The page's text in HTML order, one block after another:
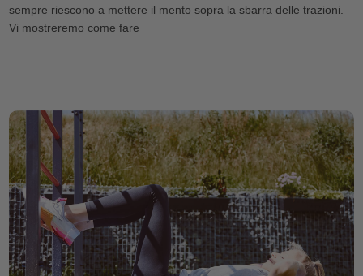
sempre riescono a mettere il mento sopra la sbarra delle trazioni.
Vi mostreremo come fare